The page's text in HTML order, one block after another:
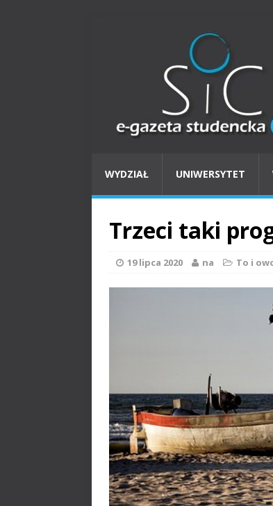
WYDZIAŁ UNIWERSYTET
Trzeci taki
19 lipca 2020 na To i